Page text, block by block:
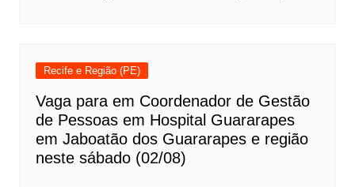
Recife e Região (PE)
Vaga para em Coordenador de Gestão
de Pessoas em Hospital Guararapes
em Jaboatão dos Guararapes e região
neste sábado (02/08)